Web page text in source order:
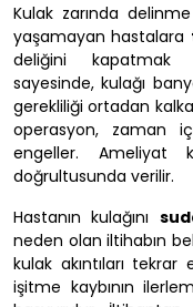
Kulak zarında
yaşamayan hastalara
deliğini kapatmak
sayesinde, kulağı
gerekliliği ortadan
operasyon, zaman
engeller. Ameliyat
doğrultusunda verilir.
Hastanın kulağını
neden olan iltihabın
kulak akıntıları
işitme kaybının